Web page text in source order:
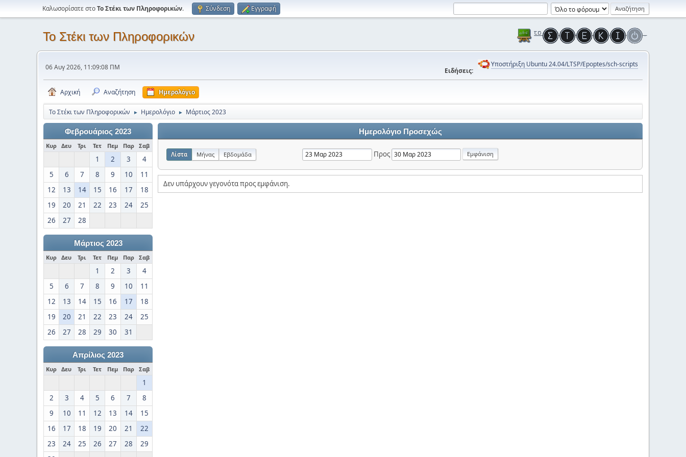
Καλωσορίσατε στοΤο Στέκι των Πληροφορικών. Σύνδεση Εγγραφή
Το Στέκι των Πληροφορικών
06 Αυγ 2026, 11:09:08 ΠΜ Ειδήσεις:
Υποστήριξη Ubuntu 24.04/LTSP/Epoptes/sch-scripts
Αρχική Αναζήτηση Ημερολόγιο
Το Στέκι των Πληροφορικών ► Ημερολόγιο ► Μάρτιος 2023
Φεβρουάριος 2023
Κυρ Δευ Τρι Τετ Πεμ Παρ Σαβ
1 2 3
4
5
6 7 8 9 10
11
12
13 14 15 16 17
18
19
20 21 22 23 24
25
26
27 28
Μάρτιος 2023
Κυρ Δευ Τρι Τετ Πεμ Παρ Σαβ
1 2 3
4
5
6 7 8 9 10
11
12
13 14 15 16 17
18
19
20 21 22 23 24
25
26
27 28 29 30 31
Απρίλιος 2023
Κυρ Δευ Τρι Τετ Πεμ Παρ Σαβ
1
2
3 4 5 6 7
8
9
10 11 12 13 14
15
16
17 18 19 20 21
22
23
24 25 26 27 28
29
Ημερολόγιο Προσεχώς
Λίστα Μήνας Εβδομάδα Προς
Δεν υπάρχουν γεγονότα προς εμφάνιση.